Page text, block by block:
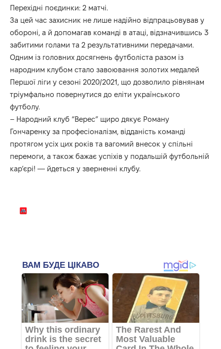
Перехідні поєдинки: 2 матчі.
За цей час захисник не лише надійно відпрацьовував у
обороні, а й допомагав команді в атаці, відзначившись 3
забитими голами та 2 результативними передачами.
Одним із головних досягнень футболіста разом із
народним клубом стало завоювання золотих медалей
Першої ліги у сезоні 2020/2021, що дозволило рівнянам
тріумфально повернутися до еліти українського
футболу.
– Народний клуб “Верес” щиро дякує Роману
Гончаренку за професіоналізм, відданість команді
протягом усіх цих років та вагомий внесок у спільні
перемоги, а також бажає успіхів у подальшій футбольній
кар’єрі! — йдеться у зверненні клубу.